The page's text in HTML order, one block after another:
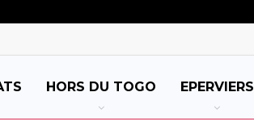
HORS DU TOGO EPERVIERS